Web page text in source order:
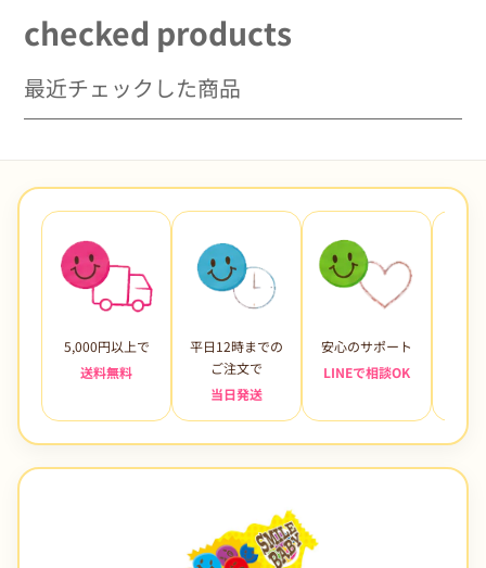
checked products
最近チェックした商品
5,000円以上で
送料無料
平日12時までの
ご注文で
当日発送
安心のサポート
LINEで相談OK